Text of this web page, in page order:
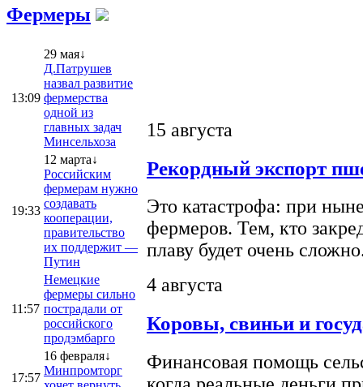
Фермеры
13:09
29 мая↓
Д.Патрушев
назвал развитие
фермерства
одной из
главных задач
Минсельхоза
19:33
12 марта↓
Российским
фермерам нужно
создавать
кооперации,
правительство
их поддержит —
Путин
11:57
Немецкие
фермеры сильно
пострадали от
российского
продэмбарго
17:57
16 февраля↓
Минпромторг
15 августа
Рекордный экспорт
Это катастрофа: при
фермеров. Тем, кто
плаву будет очень
4 августа
Коровы, свиньи и
Финансовая помощь